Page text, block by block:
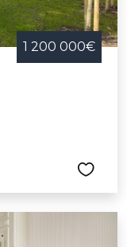
1 200 000€